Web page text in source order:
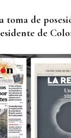
toma de
de